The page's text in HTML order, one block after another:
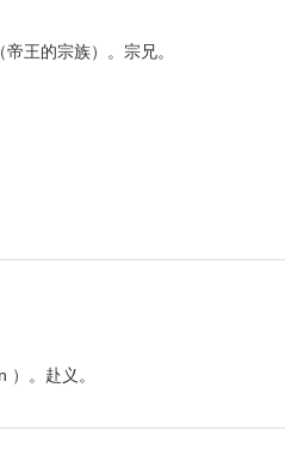
王的宗族）。宗兄。
。赴义。